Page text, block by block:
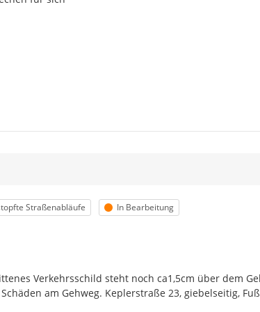
Straßenabläufe Status
In Bearbeitung
Verkehrsschild steht noch ca1,5cm über dem
am Gehweg. Keplerstraße 23, giebelseitig,